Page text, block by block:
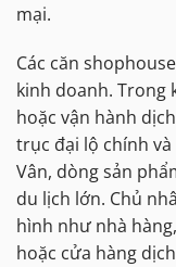
mại.
Các căn
kinh doanh. Trong
hoặc vận hành
trục đại lộ chính
Vân, dòng sản
du lịch lớn. Chủ
hình như nhà
hoặc cửa hàng